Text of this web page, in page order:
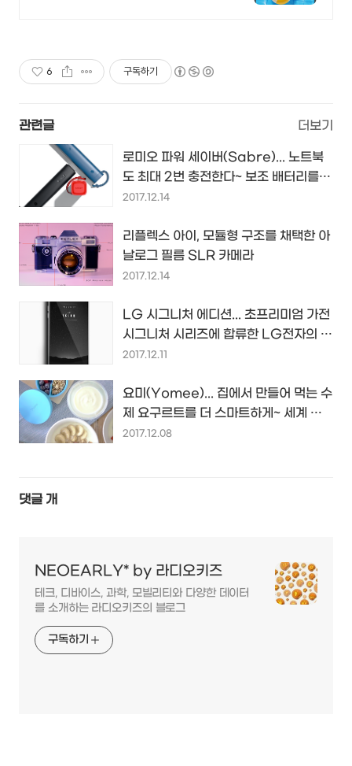
6 구독하기
관련글 더보기
로미오 파워 세이버(Sabre)... 노트북
도 최대 2번 충전한다~ 보조 배터리를
넘은 개인용 휴대용 파워팩...
2017.12.14
리플렉스 아이, 모듈형 구조를 채택한 아
날로그 필름 SLR 카메라
2017.12.14
LG 시그니처 에디션... 초프리미엄 가전
시그니처 시리즈에 합류한 LG전자의 첫
초프리미엄 스마트폰...
2017.12.11
요미(Yomee)... 집에서 만들어 먹는 수
제 요구르트를 더 스마트하게~ 세계 최
초의 자동 요거트 메이커...
2017.12.08
댓글 개
NEOEARLY* by 라디오키즈
테크, 디바이스, 과학, 모빌리티와 다양한 데이터
를 소개하는 라디오키즈의 블로그
구독하기